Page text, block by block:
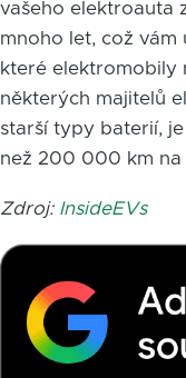
vašeho elektroauta
mnoho let, což vám
které elektromobily
některých majitelů
starší typy baterií,
než 200 000 km na
Zdroj: InsideEVs